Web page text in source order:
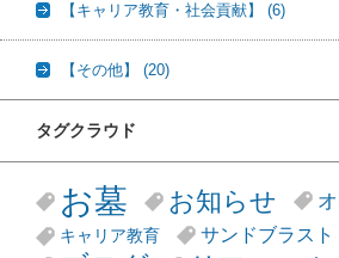
【キャリア教育・社会貢献】 (6)
【その他】 (20)
タグクラウド
お墓 お知らせ
キャリア教育 サンドブラスト